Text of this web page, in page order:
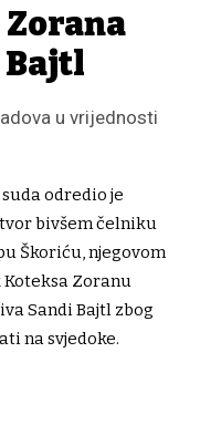
Zorana
Bajtl
u vrijednosti
odredio je
bivšem čelniku
Škoriću, njegovom
Zoranu
Sandi Bajtl zbog
na svjedoke.